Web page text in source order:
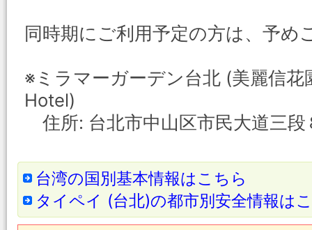
同時期にご利用予定の方は、予め
※ミラマーガーデン台北 (美麗信
Hotel)
住所: 台北市中山区市民大道三段
台湾の国別基本情報はこちら
タイペイ (台北)の都市別安全情報は